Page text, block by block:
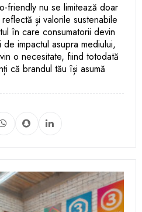
friendly nu se limitează doar
și valorile sustenabile
în care consumatorii devin
impactul asupra mediului,
o necesitate, fiind totodată
că brandul tău își asumă